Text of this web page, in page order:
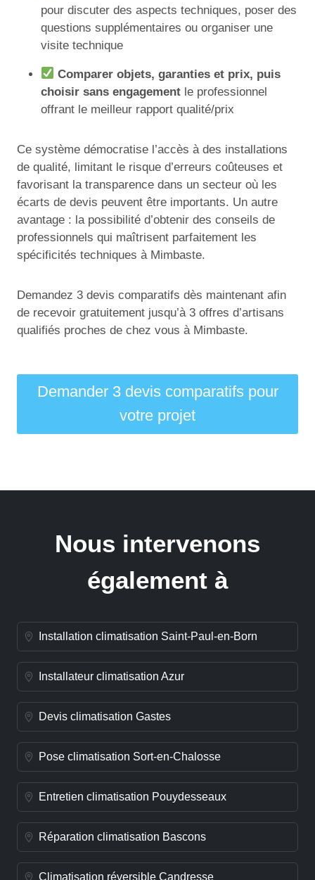
pour discuter des aspects techniques, poser des
questions supplémentaires ou organiser une
visite technique
Comparer objets, garanties et prix, puis
choisir sans engagement le professionnel
offrant le meilleur rapport qualité/prix
Ce système démocratise l’accès à des installations
de qualité, limitant le risque d’erreurs coûteuses et
favorisant la transparence dans un secteur où les
écarts de devis peuvent être importants. Un autre
avantage : la possibilité d’obtenir des conseils de
professionnels qui maîtrisent parfaitement les
spécificités techniques à Mimbaste.
Demandez 3 devis comparatifs dès maintenant afin
de recevoir gratuitement jusqu’à 3 offres d’artisans
qualifiés proches de chez vous à Mimbaste.
Demander 3 devis comparatifs pour
votre projet
Nous intervenons
également à
Installation climatisation Saint-Paul-en-Born
Installateur climatisation Azur
Devis climatisation Gastes
Pose climatisation Sort-en-Chalosse
Entretien climatisation Pouydesseaux
Réparation climatisation Bascons
Climatisation réversible Candresse